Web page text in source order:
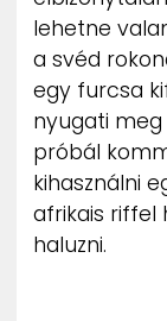
lehetne
a svéd
egy furcsa
nyugati
próbál
kihasználni
afrikais riffel
haluzni.